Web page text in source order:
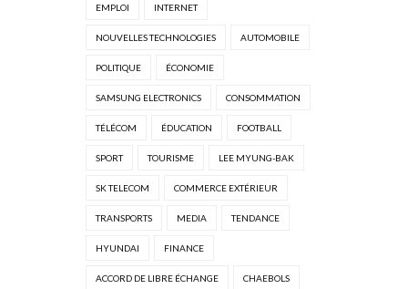
EMPLOI INTERNET
NOUVELLES TECHNOLOGIES AUTOMOBILE
POLITIQUE ÉCONOMIE
SAMSUNG ELECTRONICS CONSOMMATION
TÉLÉCOM ÉDUCATION FOOTBALL
SPORT TOURISME LEE MYUNG-BAK
SK TELECOM COMMERCE EXTÉRIEUR
TRANSPORTS MEDIA TENDANCE
HYUNDAI FINANCE
ACCORD DE LIBRE ÉCHANGE CHAEBOLS